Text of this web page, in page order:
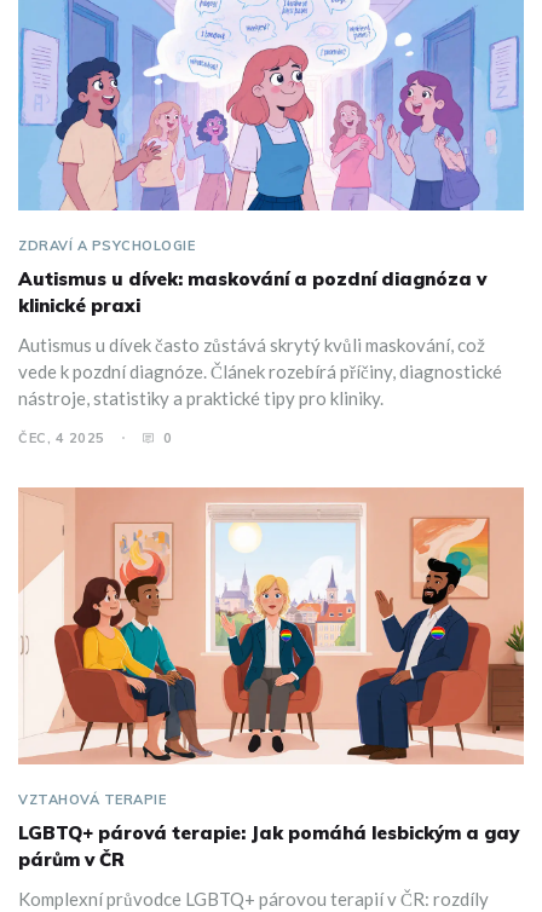
ZDRAVÍ A PSYCHOLOGIE
Autismus u dívek: maskování a pozdní diagnóza v
klinické praxi
Autismus u dívek často zůstává skrytý kvůli maskování, což
vede k pozdní diagnóze. Článek rozebírá příčiny, diagnostické
nástroje, statistiky a praktické tipy pro kliniky.
ČEC, 4 2025 0
VZTAHOVÁ TERAPIE
LGBTQ+ párová terapie: Jak pomáhá lesbickým a gay
párům v ČR
Komplexní průvodce LGBTQ+ párovou terapií v ČR: rozdíly